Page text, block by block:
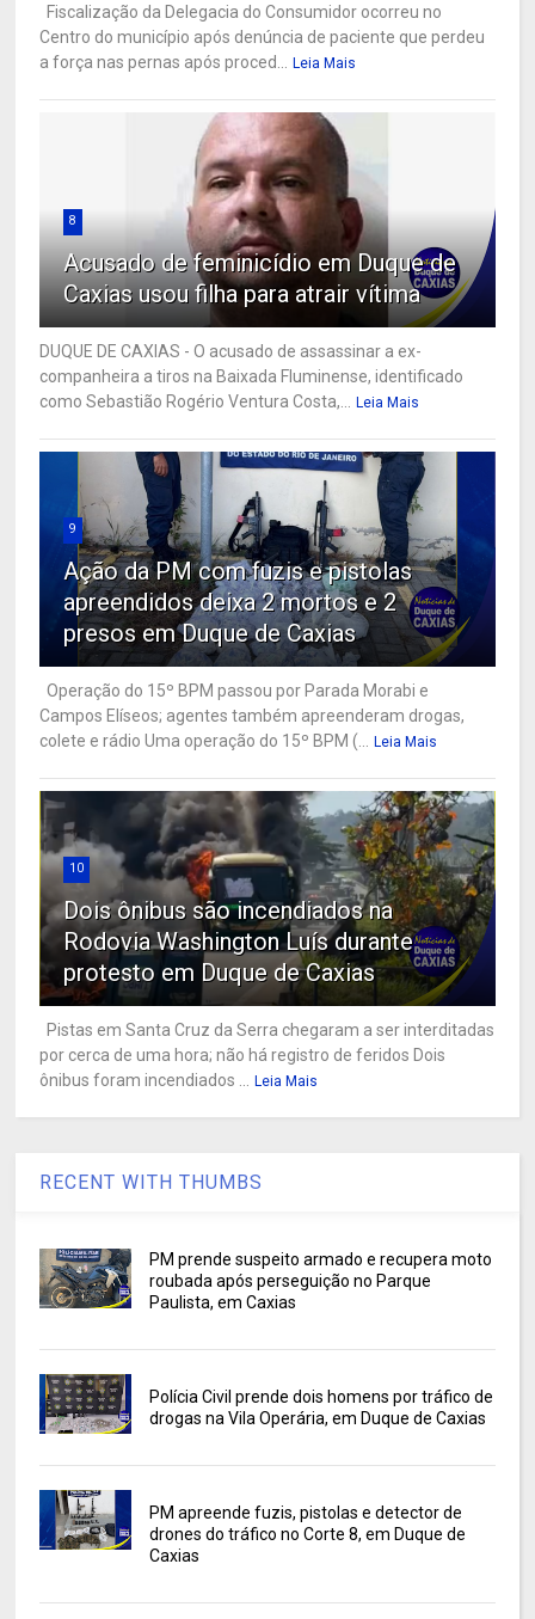
Fiscalização da Delegacia do Consumidor ocorreu no
Centro do município após denúncia de paciente que perdeu
a força nas pernas após proced...
Leia Mais
8
Acusado de feminicídio em Duque de
Caxias usou filha para atrair vítima
DUQUE DE CAXIAS - O acusado de assassinar a ex-
companheira a tiros na Baixada Fluminense, identificado
como Sebastião Rogério Ventura Costa,...
Leia Mais
9
Ação da PM com fuzis e pistolas
apreendidos deixa 2 mortos e 2
presos em Duque de Caxias
Operação do 15º BPM passou por Parada Morabi e
Campos Elíseos; agentes também apreenderam drogas,
colete e rádio Uma operação do 15º BPM (...
Leia Mais
10
Dois ônibus são incendiados na
Rodovia Washington Luís durante
protesto em Duque de Caxias
Pistas em Santa Cruz da Serra chegaram a ser interditadas
por cerca de uma hora; não há registro de feridos Dois
ônibus foram incendiados ...
Leia Mais
RECENT WITH THUMBS
PM prende suspeito armado e recupera moto
roubada após perseguição no Parque
Paulista, em Caxias
Polícia Civil prende dois homens por tráfico de
drogas na Vila Operária, em Duque de Caxias
PM apreende fuzis, pistolas e detector de
drones do tráfico no Corte 8, em Duque de
Caxias